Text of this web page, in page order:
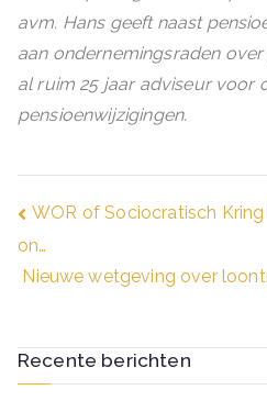
avm. Hans geeft naast
aan ondernemingsraden over
al ruim 25 jaar adviseur voor
pensioenwijzigingen.
Bericht
navigatie
WOR of Sociocratisch
on…
Nieuwe wetgeving over
Recente berichten